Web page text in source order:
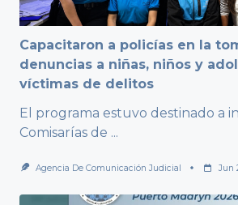
Capacitaron a policías en la
denuncias a niñas, niños y
víctimas de delitos
El programa estuvo destinado a
Comisarías de ...
Agencia De Comunicación Judicial Jun